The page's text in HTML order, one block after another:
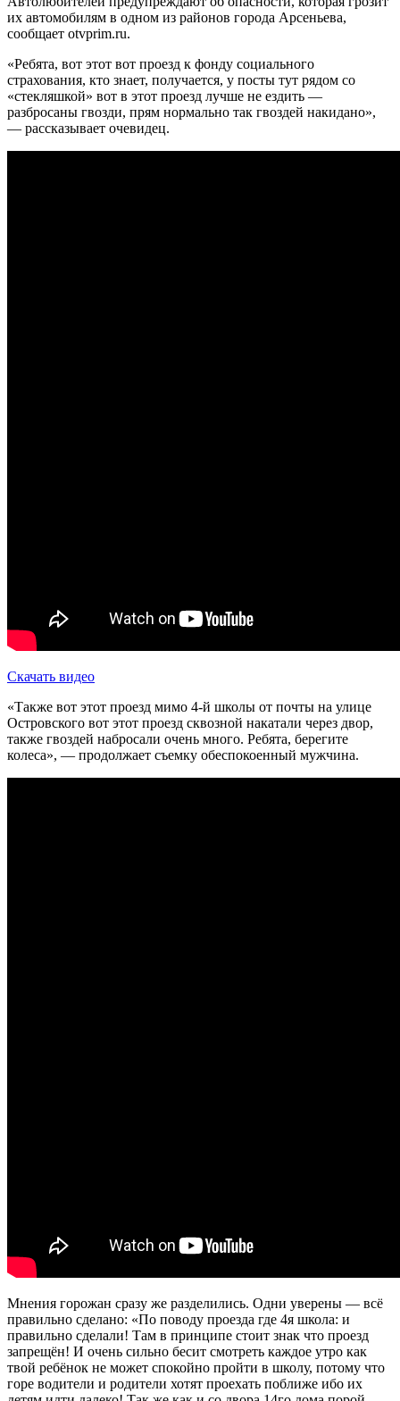
их автомобилям в одном из районов города Арсеньева,
сообщает otvprim.ru.
«Ребята, вот этот вот проезд к фонду социального
страхования, кто знает, получается, у посты тут рядом со
«стекляшкой» вот в этот проезд лучше не ездить —
разбросаны гвозди, прям нормально так гвоздей накидано»,
— рассказывает очевидец.
Скачать видео
«Также вот этот проезд мимо 4-й школы от почты на улице
Островского вот этот проезд сквозной накатали через двор,
также гвоздей набросали очень много. Ребята, берегите
колеса», — продолжает съемку обеспокоенный мужчина.
Мнения горожан сразу же разделились. Одни уверены — всё
правильно сделано: «По поводу проезда где 4я школа: и
правильно сделали! Там в принципе стоит знак что проезд
запрещён! И очень сильно бесит смотреть каждое утро как
твой ребёнок не может спокойно пройти в школу, потому что
горе водители и родители хотят проехать поближе ибо их